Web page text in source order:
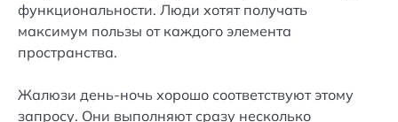
функциональности. Люди хотят получать
максимум пользы от каждого элемента
пространства.
Жалюзи день-ночь хорошо соответствуют этому
запросу. Они выполняют сразу несколько